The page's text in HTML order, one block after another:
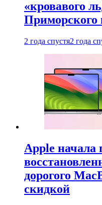
«кровавого
Приморского
2 года спустя2 года
Apple начала
дорогого
скидкой